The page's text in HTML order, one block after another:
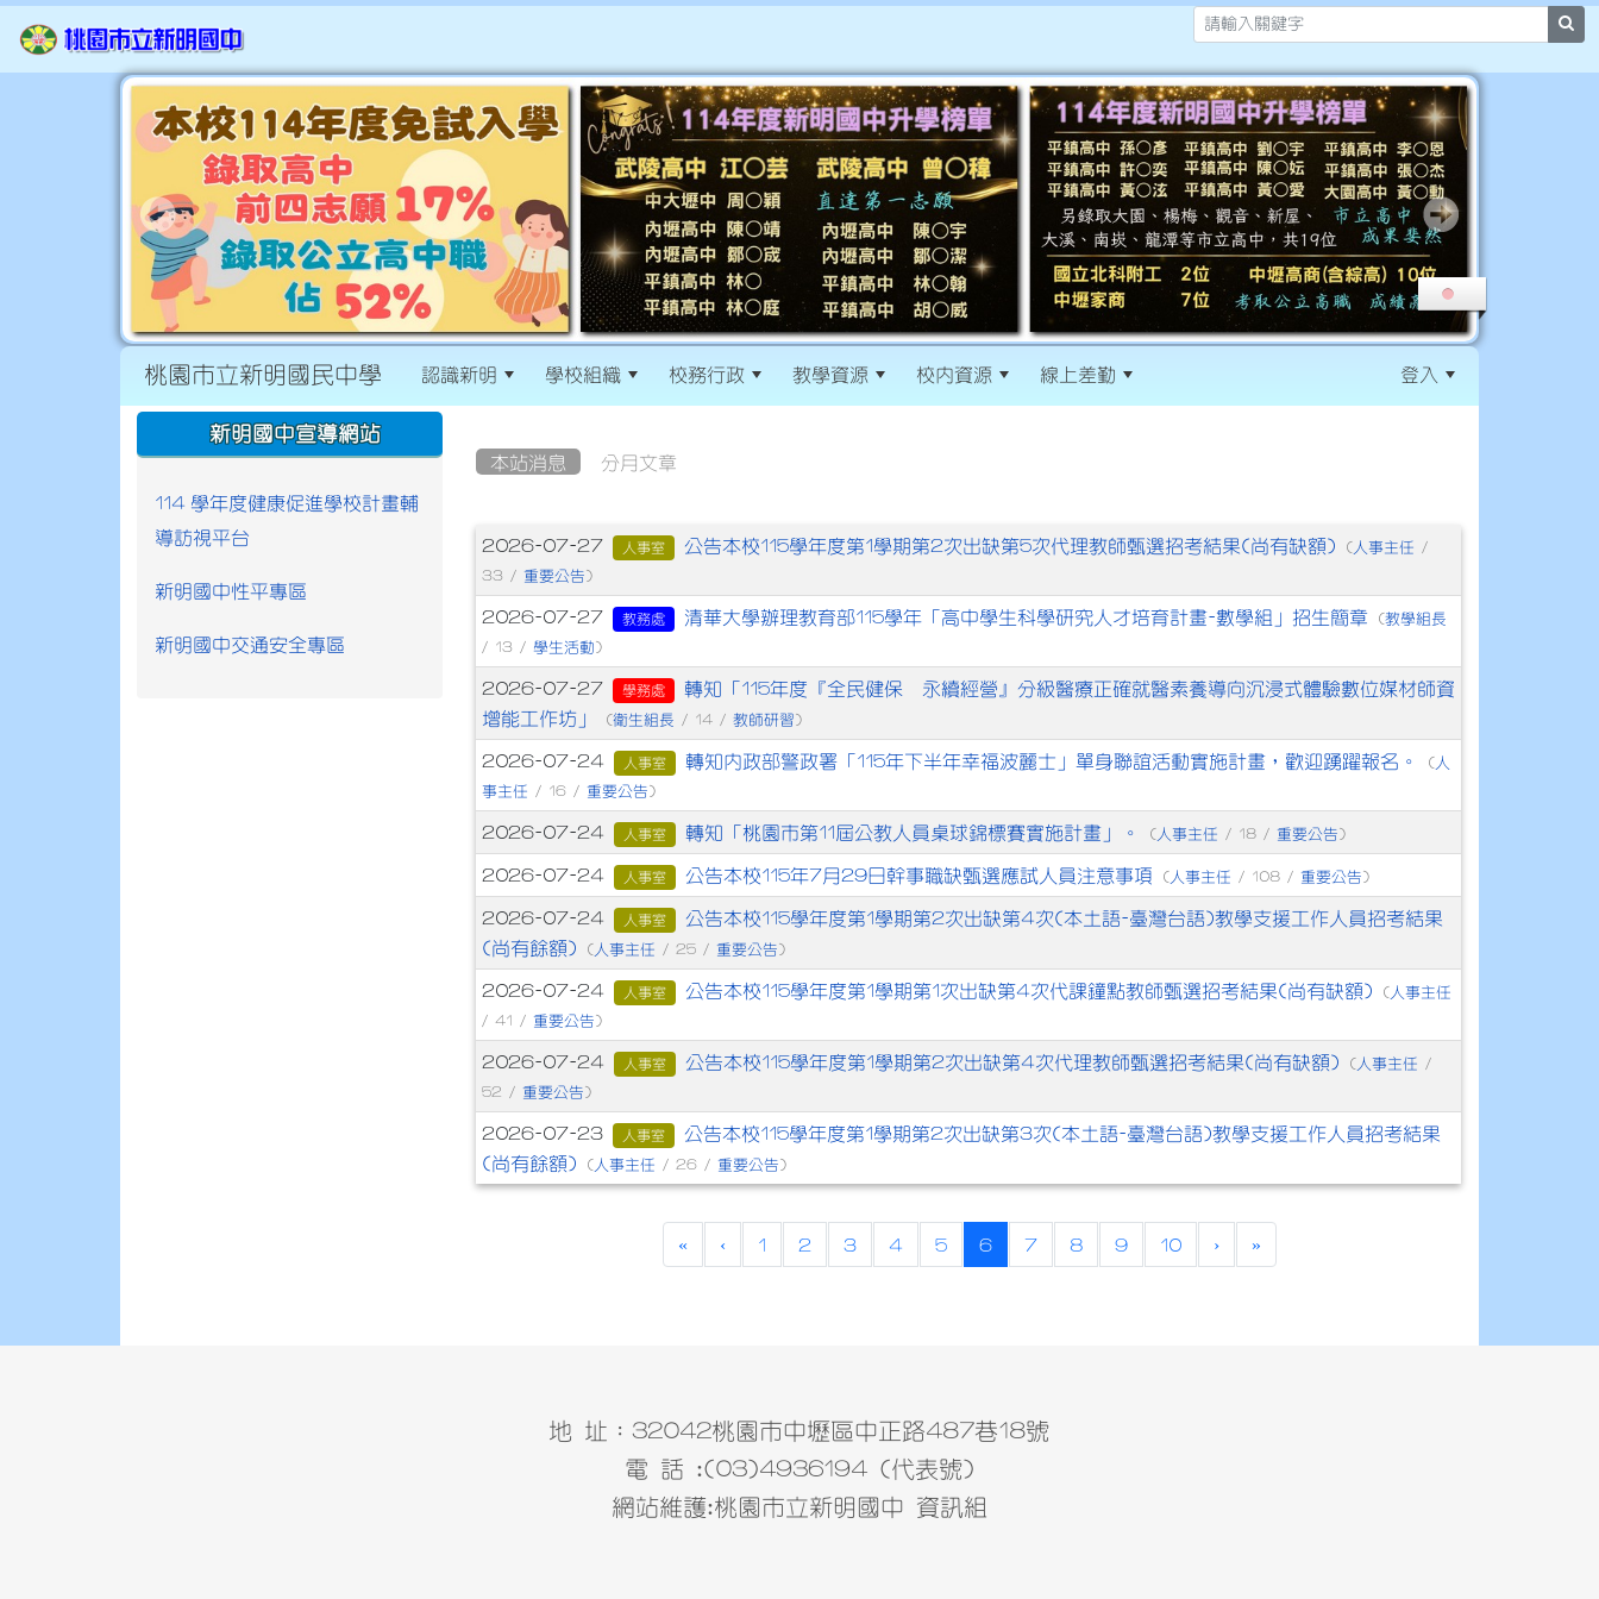
桃園市立新明國民中學 認識新明 學校組織 校務行政 教學資源 校內資源 線上差勤 登入
本站消息 分月文章
文章列表
2026-07-27 人事室 公告本校115學年度第1學期第2次出缺第5次代理教師甄選招考結果(尚有缺額) ( 人事主任 /
33 /重要公告 )
2026-07-27 教務處 清華大學辦理教育部115學年「高中學生科學研究人才培育計畫-數學組」招生簡章 (教學組長
/ 13 /學生活動 )
2026-07-27 學務處
轉知「115年度『全民健保 永續經營』分級醫療正確就醫素養導向沉浸式體驗數位媒材師資
增能工作坊」
(衛生組長 / 14 /教師研習 )
2026-07-24 人事室 轉知內政部警政署「115年下半年幸福波麗士」單身聯誼活動實施計畫，歡迎踴躍報名。 ( 人
事主任 / 16 /重要公告 )
2026-07-24 人事室 轉知「桃園市第11屆公教人員桌球錦標賽實施計畫」。 ( 人事主任 / 18 / 重要公告 )
2026-07-24 人事室 公告本校115年7月29日幹事職缺甄選應試人員注意事項 ( 人事主任 / 108 / 重要公告 )
2026-07-24 人事室
公告本校115學年度第1學期第2次出缺第4次(本土語-臺灣台語)教學支援工作人員招考結果
(尚有餘額)
( 人事主任 / 25 /重要公告 )
2026-07-24 人事室 公告本校115學年度第1學期第1次出缺第4次代課鐘點教師甄選招考結果(尚有缺額) ( 人事主任
/ 41 /重要公告 )
2026-07-24 人事室 公告本校115學年度第1學期第2次出缺第4次代理教師甄選招考結果(尚有缺額) ( 人事主任 /
52 /重要公告 )
2026-07-23 人事室
公告本校115學年度第1學期第2次出缺第3次(本土語-臺灣台語)教學支援工作人員招考結果
(尚有餘額)
( 人事主任 / 26 /重要公告 )
« ‹ 1 2 3 4 5 6(current)
7 8 9 10 › »
:::
新明國中宣導網站
114 學年度健康促進學校計畫輔
導訪視平台
新明國中性平專區
新明國中交通安全專區
地 址：32042桃園市中壢區中正路487巷18號
電 話 :(03)4936194 (代表號)
網站維護:桃園市立新明國中 資訊組